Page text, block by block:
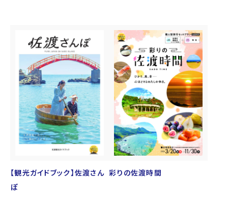
【観光ガイドブック】佐渡さん
ぽ
彩りの佐渡時間